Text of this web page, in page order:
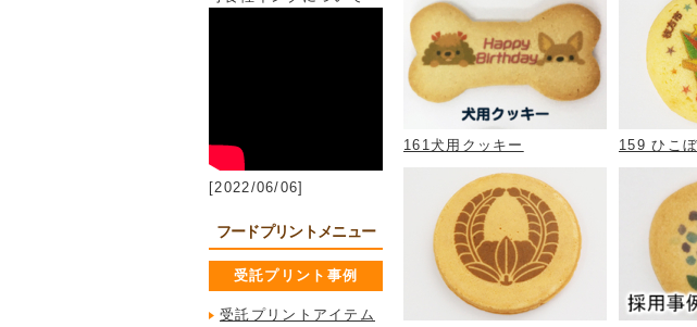
[2022/06/06]
フードプリントメニュー
受託プリント事例
受託プリントアイテム
161犬用クッキー 159 ひこ